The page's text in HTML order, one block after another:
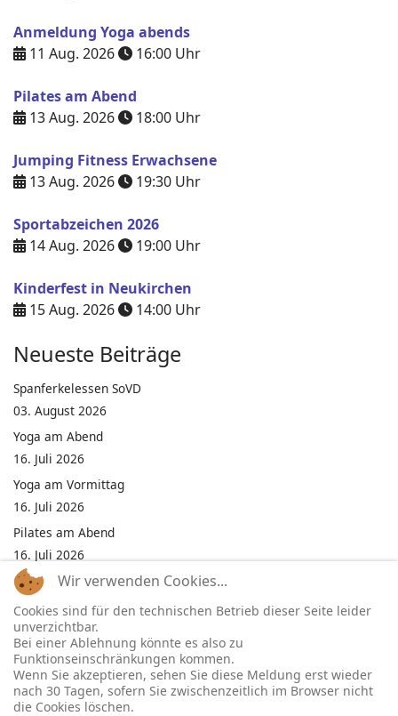
Anmeldung Yoga abends
11 Aug. 2026
16:00 Uhr
Pilates am Abend
13 Aug. 2026
18:00 Uhr
Jumping Fitness Erwachsene
13 Aug. 2026
19:30 Uhr
Sportabzeichen 2026
14 Aug. 2026
19:00 Uhr
Kinderfest in Neukirchen
15 Aug. 2026
14:00 Uhr
Neueste Beiträge
Spanferkelessen SoVD
03. August 2026
Yoga am Abend
16. Juli 2026
Yoga am Vormittag
16. Juli 2026
Pilates am Abend
16. Juli 2026
Jumping Fitness Intervall
16. Juli 2026
Jumping Fitness Erwachsene
16. Juli 2026
Kinderfest in Neukirchen
16. Juli 2026
Wir verwenden Cookies...
Cookies sind für den technischen Betrieb dieser Seite leider
unverzichtbar.
Bei einer Ablehnung könnte es also zu
Funktionseinschränkungen kommen.
Wenn Sie akzeptieren, sehen Sie diese Meldung erst wieder
nach 30 Tagen, sofern Sie zwischenzeitlich im Browser nicht
die Cookies löschen.